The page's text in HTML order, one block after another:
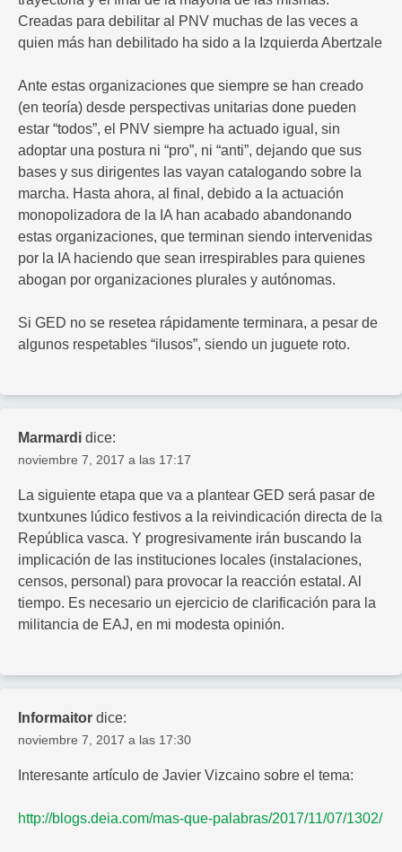
Creadas para debilitar al PNV muchas de las veces a
quien más han debilitado ha sido a la Izquierda Abertzale
Ante estas organizaciones que siempre se han creado
(en teoría) desde perspectivas unitarias done pueden
estar “todos”, el PNV siempre ha actuado igual, sin
adoptar una postura ni “pro”, ni “anti”, dejando que sus
bases y sus dirigentes las vayan catalogando sobre la
marcha. Hasta ahora, al final, debido a la actuación
monopolizadora de la IA han acabado abandonando
estas organizaciones, que terminan siendo intervenidas
por la IA haciendo que sean irrespirables para quienes
abogan por organizaciones plurales y autónomas.
Si GED no se resetea rápidamente terminara, a pesar de
algunos respetables “ilusos”, siendo un juguete roto.
Marmardi dice:
noviembre 7, 2017 a las 17:17
La siguiente etapa que va a plantear GED será pasar de
txuntxunes lúdico festivos a la reivindicación directa de la
República vasca. Y progresivamente irán buscando la
implicación de las instituciones locales (instalaciones,
censos, personal) para provocar la reacción estatal. Al
tiempo. Es necesario un ejercicio de clarificación para la
militancia de EAJ, en mi modesta opinión.
Informaitor dice:
noviembre 7, 2017 a las 17:30
Interesante artículo de Javier Vizcaino sobre el tema:
http://blogs.deia.com/mas-que-palabras/2017/11/07/1302/